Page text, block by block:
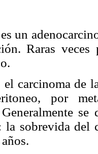
un
Raras
carcinoma de
por
Generalmente
la sobrevida del